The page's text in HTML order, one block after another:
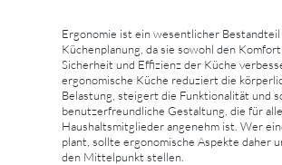
Ergonomie ist ein wesentlicher
Küchenplanung, da sie sowohl den Komfort
Sicherheit und Effizienz der Küche
ergonomische Küche reduziert die
Belastung, steigert die Funktionalität und
benutzerfreundliche Gestaltung, die für alle
Haushaltsmitglieder angenehm ist. Wer
plant, sollte ergonomische Aspekte daher
den Mittelpunkt stellen.